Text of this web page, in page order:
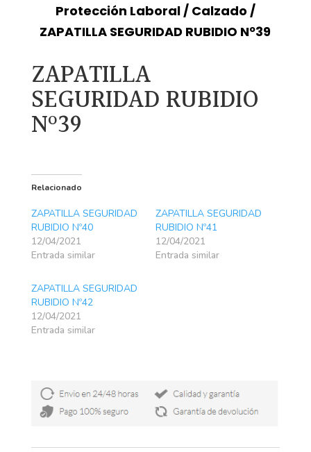
Protección Laboral/ Calzado /
ZAPATILLA SEGURIDAD RUBIDIO Nº39
ZAPATILLA
SEGURIDAD RUBIDIO
Nº39
Relacionado
ZAPATILLA SEGURIDAD
RUBIDIO Nº40
12/04/2021
Entrada similar
ZAPATILLA SEGURIDAD
RUBIDIO Nº41
12/04/2021
Entrada similar
ZAPATILLA SEGURIDAD
RUBIDIO Nº42
12/04/2021
Entrada similar